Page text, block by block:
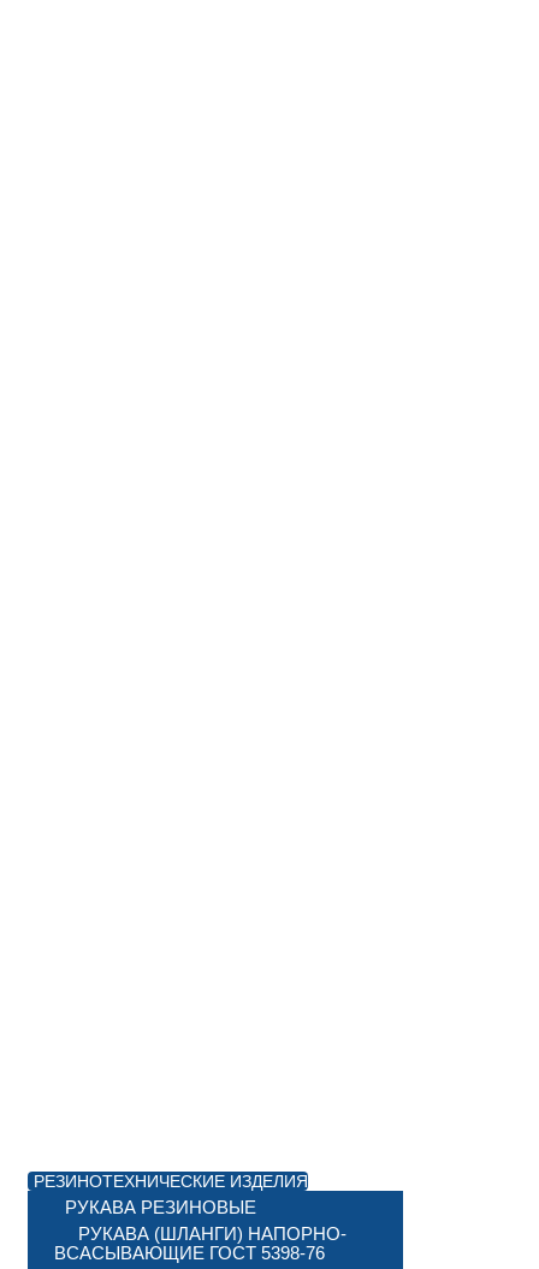
РЕЗИНОТЕХНИЧЕСКИЕ ИЗДЕЛИЯ
РУКАВА РЕЗИНОВЫЕ
РУКАВА (ШЛАНГИ) НАПОРНО-
ВСАСЫВАЮЩИЕ ГОСТ 5398-76